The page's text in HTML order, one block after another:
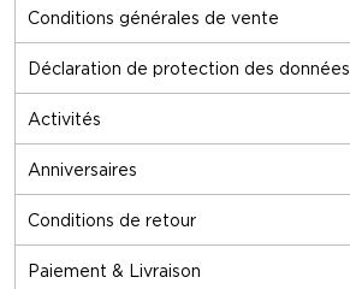
Conditions générales de vente
Déclaration de protection des données
Activités
Anniversaires
Conditions de retour
Paiement & Livraison